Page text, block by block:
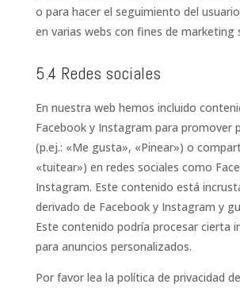
o para hacer el seguimiento del
en varias webs con fines de marketing
5.4 Redes sociales
En nuestra web hemos incluido
Facebook y Instagram para promover
(p.ej.: «Me gusta», «Pinear») o
«tuitear») en redes sociales como
Instagram. Este contenido está
derivado de Facebook y Instagram y
Este contenido podría procesar cierta
para anuncios personalizados.
Por favor lea la política de privacidad